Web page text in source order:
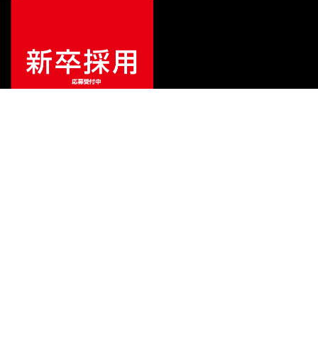
販売価格¥42,680（税込）